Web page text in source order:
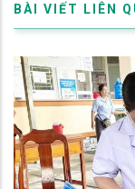
BÀI VIẾT LIÊN